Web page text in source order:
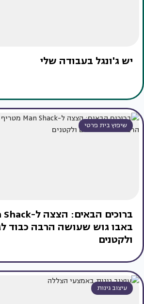
יש ג'ונגל בעבודה שלי
שיפוץ בית פרטי
באבו גוש שעושה הרבה כבוד
ולקטנים
עיצוב גינות